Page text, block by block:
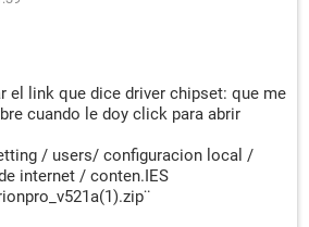
el link que dice driver chipset: que me
cuando le doy click para abrir
/ users/ configuracion local /
internet / conten.IES